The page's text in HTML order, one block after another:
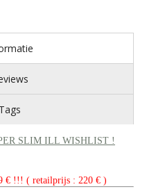
Tags
SLIM ILL WISHLIST !
€ !!! ( retailprijs : 220 € )